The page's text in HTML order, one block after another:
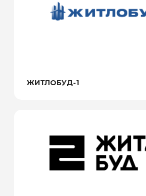
ЖИТЛОБУД-1